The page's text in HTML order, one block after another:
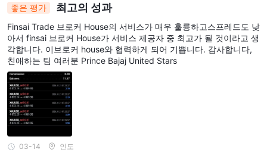
좋은 평가 최고의 성과
Finsai Trade 브로커 House의 서비스가 매우 훌륭하고스프레드도 낮
아서 finsai 브로커 House가 서비스 제공자 중 최고가 될 것이라고 생
각합니다. 이브로커 house와 협력하게 되어 기쁩니다. 감사합니다,
친애하는 팀 여러분 Prince Bajaj United Stars
03-14 인도